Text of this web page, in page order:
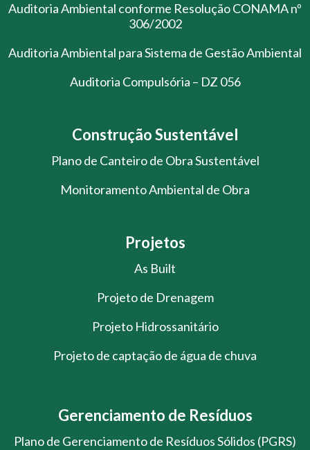
Auditoria Ambiental conforme Resolução CONAMA nº
306/2002
Auditoria Ambiental para Sistema de Gestão Ambiental
Auditoria Compulsória – DZ 056
Construção Sustentável
Plano de Canteiro de Obra Sustentável
Monitoramento Ambiental de Obra
Projetos
As Built
Projeto de Drenagem
Projeto Hidrossanitário
Projeto de captação de água de chuva
Gerenciamento de Resíduos
Plano de Gerenciamento de Resíduos Sólidos (PGRS)